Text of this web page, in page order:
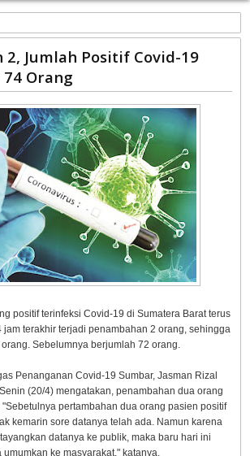
2, Jumlah Positif Covid-19
Orang
positif terinfeksi Covid-19 di Sumatera Barat terus
jam terakhir terjadi penambahan 2 orang, sehingga
Sebelumnya berjumlah 72 orang.
Penanganan Covid-19 Sumbar, Jasman Rizal
(20/4) mengatakan, penambahan dua orang
pertambahan dua orang pasien positif
kemarin sore datanya telah ada. Namun karena
datanya ke publik, maka baru hari ini
ke masyarakat," katanya.